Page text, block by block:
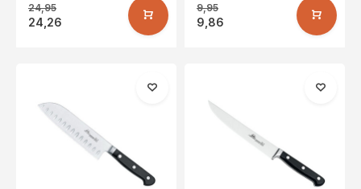
24,95
24,26
9,95
9,86